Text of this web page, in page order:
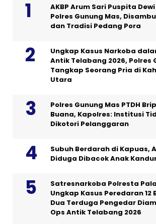
AKBP Arum Sari Puspita
Polres Gunung Mas,
dan Tradisi Pedang Pora
Ungkap Kasus Narkoba
Antik Telabang 2026, Polres
Tangkap Seorang Pria di
Utara
Polres Gunung Mas PTDH
Buana, Kapolres: Institusi
Dikotori Pelanggaran
Subuh Berdarah di Kapuas,
Diduga Dibacok Anak
Satresnarkoba Polresta
Ungkap Kasus Peredaran 12
Dua Terduga Pengedar
Ops Antik Telabang 2026